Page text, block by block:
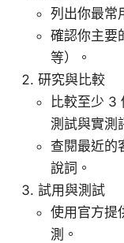
列出你最常
確認你主要
等）。
研究與比較
比較至少 3
測試與實測
查閱最近的
說詞。
試用與測試
使用官方提
測。